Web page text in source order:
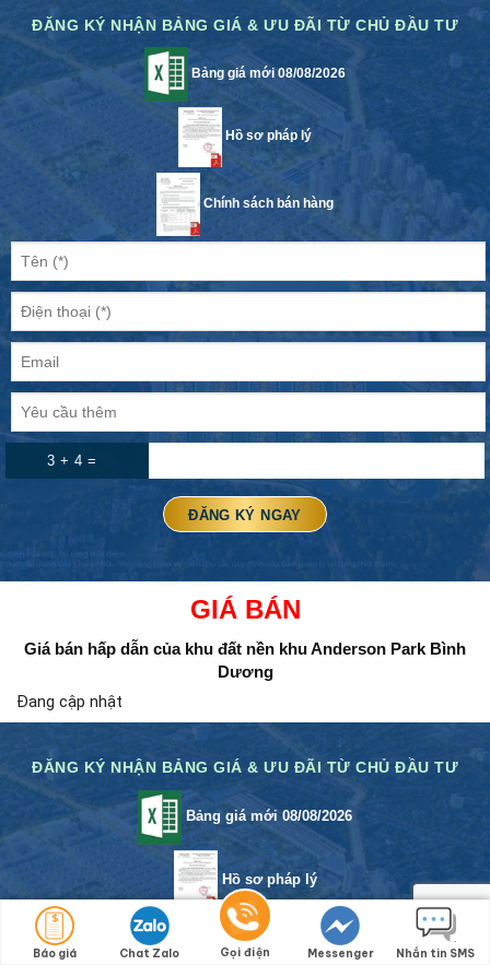
ĐĂNG KÝ NHẬN BẢNG GIÁ & ƯU ĐÃI TỪ CHỦ ĐẦU TƯ
Bảng giá mới 08/08/2026
Hồ sơ pháp lý
Chính sách bán hàng
3 + 4 =
GIÁ BÁN
Giá bán hấp dẫn của khu đất nền khu Anderson Park Bình
Dương
Đang cập nhật
ĐĂNG KÝ NHẬN BẢNG GIÁ & ƯU ĐÃI TỪ CHỦ ĐẦU TƯ
Bảng giá mới 08/08/2026
Hồ sơ pháp lý
Chính sách bán hàng
Báo giá Chat Zalo Gọi điện Messenger Nhắn tin SMS